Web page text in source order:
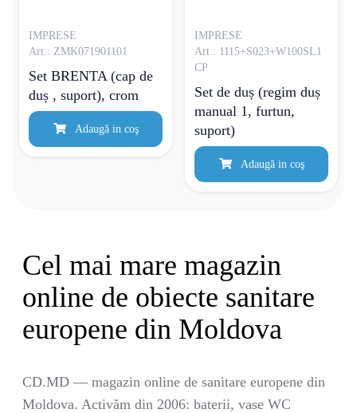
IMPRESE
Art.: ZMK071901101
Set BRENTA (сap de
duș , suport), crom
Adaugă in coş
IMPRESE
Art.: 1115+S023+W100SL1
CP
Set de duș (regim duș
manual 1, furtun,
suport)
Adaugă in coş
Cel mai mare magazin
online de obiecte sanitare
europene din Moldova
CD.MD — magazin online de sanitare europene din
Moldova. Activăm din 2006: baterii, vase WC